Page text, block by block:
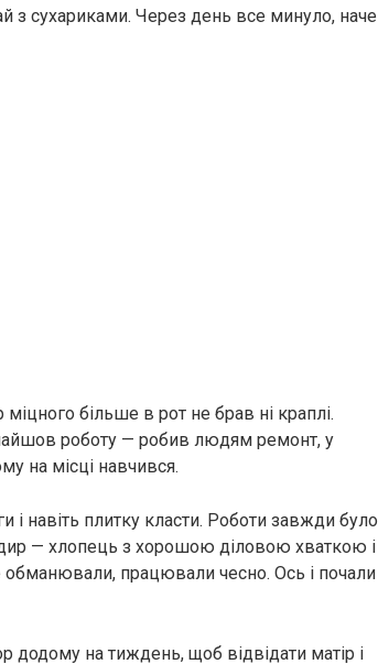
з сухариками. Через день все минуло, наче
більше в рот не брав ні краплі.
роботу — робив людям ремонт, у
на місці навчився.
і навіть плитку класти. Роботи завжди було
— хлопець з хорошою діловою хваткою і
обманювали, працювали чесно. Ось і почали
додому на тиждень, щоб відвідати матір і